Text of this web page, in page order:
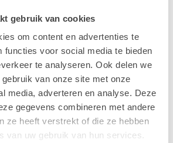
gebruik van cookies
om content en advertenties te
functies voor social media te bieden
te analyseren. Ook delen we
van onze site met onze
media, adverteren en analyse. Deze
gegevens combineren met andere
ze heeft verstrekt of die ze hebben
van uw gebruik van hun services.
25 Tropical Bird
€21,80
€15,26
BY BO.
#042 Reflecting
€12,50
€10,00